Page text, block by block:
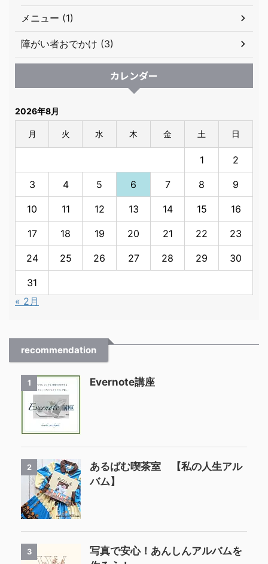
メニュー (1)
障がい者おでかけ (3)
カレンダー
2026年8月
月 火 水 木 金 土 日
1 2
3 4 5 6 7 8 9
10 11 12 13 14 15 16
17 18 19 20 21 22 23
24 25 26 27 28 29 30
31
« 2月
recommendation
1 Evernote講座
2
あるばむ喫茶室 【私の人生アル
バム】
3
写真で安心！あんしんアルバムを